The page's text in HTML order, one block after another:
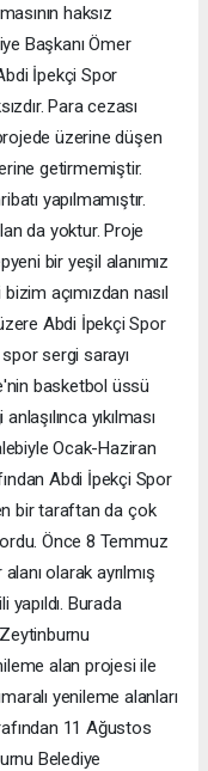
haksız
Başkanı Ömer
İpekçi Spor
Para cezası
üzerine düşen
getirmemiştir.
yapılmamıştır.
da yoktur. Proje
bir yeşil alanımız
açımızdan nasıl
Abdi İpekçi Spor
spor sergi sarayı
basketbol üssü
yıkılması
Ocak-Haziran
Abdi İpekçi Spor
bir taraftan da çok
Önce 8 Temmuz
olarak ayrılmış
Burada
alan projesi ile
yenileme alanları
11 Ağustos
Belediye